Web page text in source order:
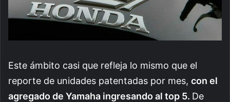
Este ámbito casi que refleja lo mismo que el
reporte de unidades patentadas por mes, con el
agregado de Yamaha ingresando al top 5. De